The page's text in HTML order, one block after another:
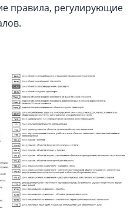
правила, регулирующие